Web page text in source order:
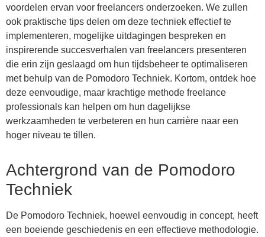
voordelen ervan voor freelancers onderzoeken. We zullen
ook praktische tips delen om deze techniek effectief te
implementeren, mogelijke uitdagingen bespreken en
inspirerende succesverhalen van freelancers presenteren
die erin zijn geslaagd om hun tijdsbeheer te optimaliseren
met behulp van de Pomodoro Techniek. Kortom, ontdek hoe
deze eenvoudige, maar krachtige methode freelance
professionals kan helpen om hun dagelijkse
werkzaamheden te verbeteren en hun carrière naar een
hoger niveau te tillen.
Achtergrond van de Pomodoro
Techniek
De Pomodoro Techniek, hoewel eenvoudig in concept, heeft
een boeiende geschiedenis en een effectieve methodologie.